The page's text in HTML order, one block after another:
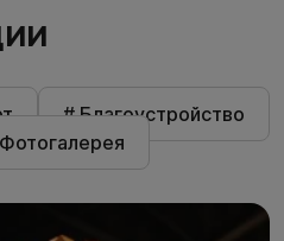
# Благоустройство